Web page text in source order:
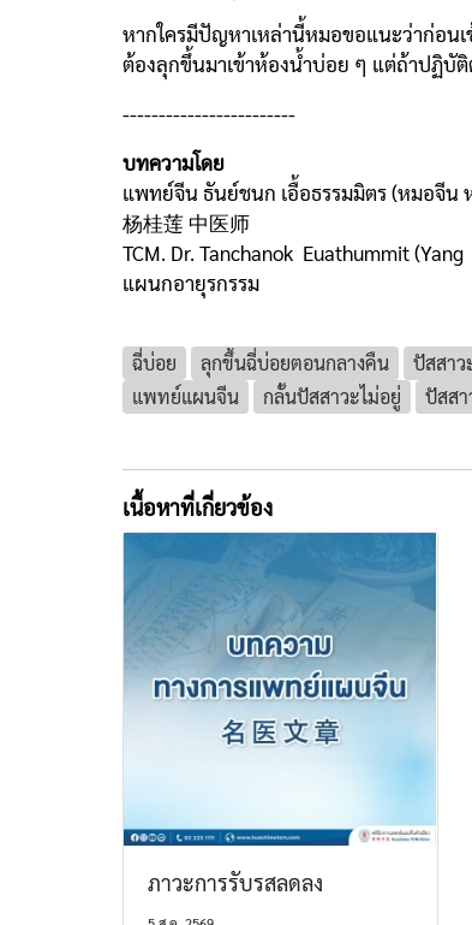
หากใครมีปัญหาเหล่านี้หมอขอแนะว่าก่อน
ต้องลุกขึ้นมาเข้าห้องน้ำบ่อย ๆ แต่ถ้าปฏิบั
------------------------
บทความโดย
แพทย์จีน ธันย์ชนก เอื้อธรรมมิตร (หมอจีน
杨桂莲 中医师
TCM. Dr. Tanchanok Euathummit
แผนกอายุรกรรม
ฉี่บ่อย ลุกขึ้นฉี่บ่อยตอนกลางคืน ปัสสาว
แพทย์แผนจีน
กลั้นปัสสาวะไม่อยู่ ปัสส
เนื้อหาที่เกี่ยวข้อง
ภาวะการรับรสลดลง